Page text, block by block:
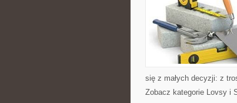
się z małych decyzji: z
Zobacz kategorie Lovsy i